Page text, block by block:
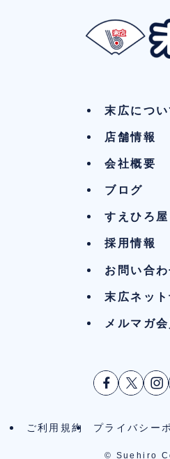
末広につい
店舗情報
会社概要
ブログ
すえひろ屋
採用情報
お問い合わ
末広ネッ
メルマガ
ご利用規約 プライバシー
© Suehiro